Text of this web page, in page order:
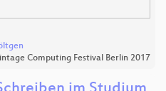
Computing Festival Berlin 2017